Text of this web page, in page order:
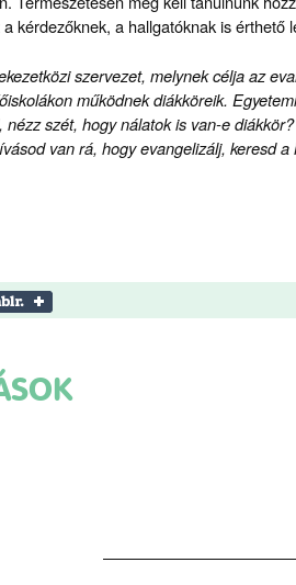
kérdezőknek, a hallgatóknak is érthető
szervezet, melynek célja az
működnek diákköreik.
szét, hogy nálatok is van-e
van rá, hogy evangelizálj, keresd